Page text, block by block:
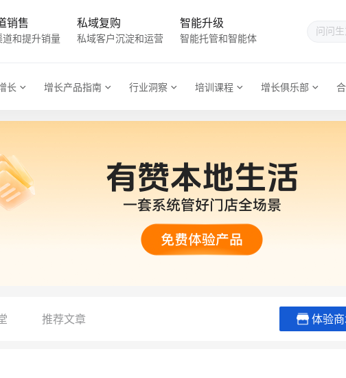
销售
道和提升销量
私域复购
私域客户沉淀和运营
智能升级
智能托管和智能体
长 增长产品指南 行业洞察 培训课程 增长俱乐部
推荐文章 体验